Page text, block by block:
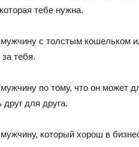
тебе нужна.
с толстым кошельком
за тебя.
по тому, что он может
друг для друга.
который хорош в